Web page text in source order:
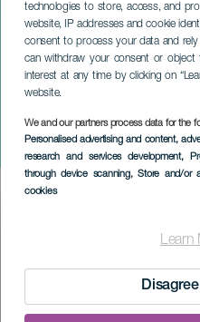
technologies to store, access, and
website, IP addresses and cookie
consent to process your data and
can withdraw your consent or
interest at any time by clicking on
website.
We and our partners process data for the
Personalised advertising and content,
research and services development,
through device scanning, Store and/or
cookies
Learn
Pogrzeb Doñi
LA PALMA
Imagen